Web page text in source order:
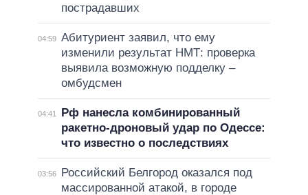
пострадавших
04:59 Абитуриент заявил, что ему
изменили результат НМТ: проверка
выявила возможную подделку –
омбудсмен
04:41
Рф нанесла комбинированный
ракетно-дроновый удар по Одессе:
что известно о последствиях
03:56
Российский Белгород оказался под
массированной атакой, в городе